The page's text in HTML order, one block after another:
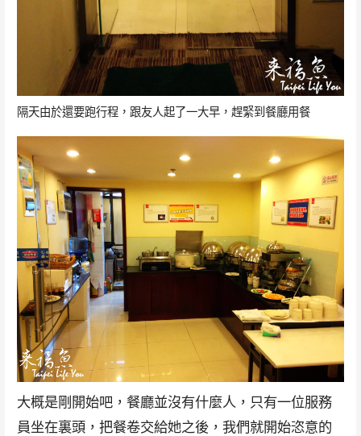
隔天由於還要跑行程，跟友人起了一大早，趕緊到餐廳用餐
大概是剛開始吧，餐廳並沒有什麼人，只有一位服務
員坐在裏頭，把餐卷交給她之後，我們就開始恣意的